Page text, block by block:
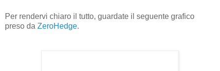
Per rendervi chiaro il tutto, guardate il seguente grafico
preso da ZeroHedge.